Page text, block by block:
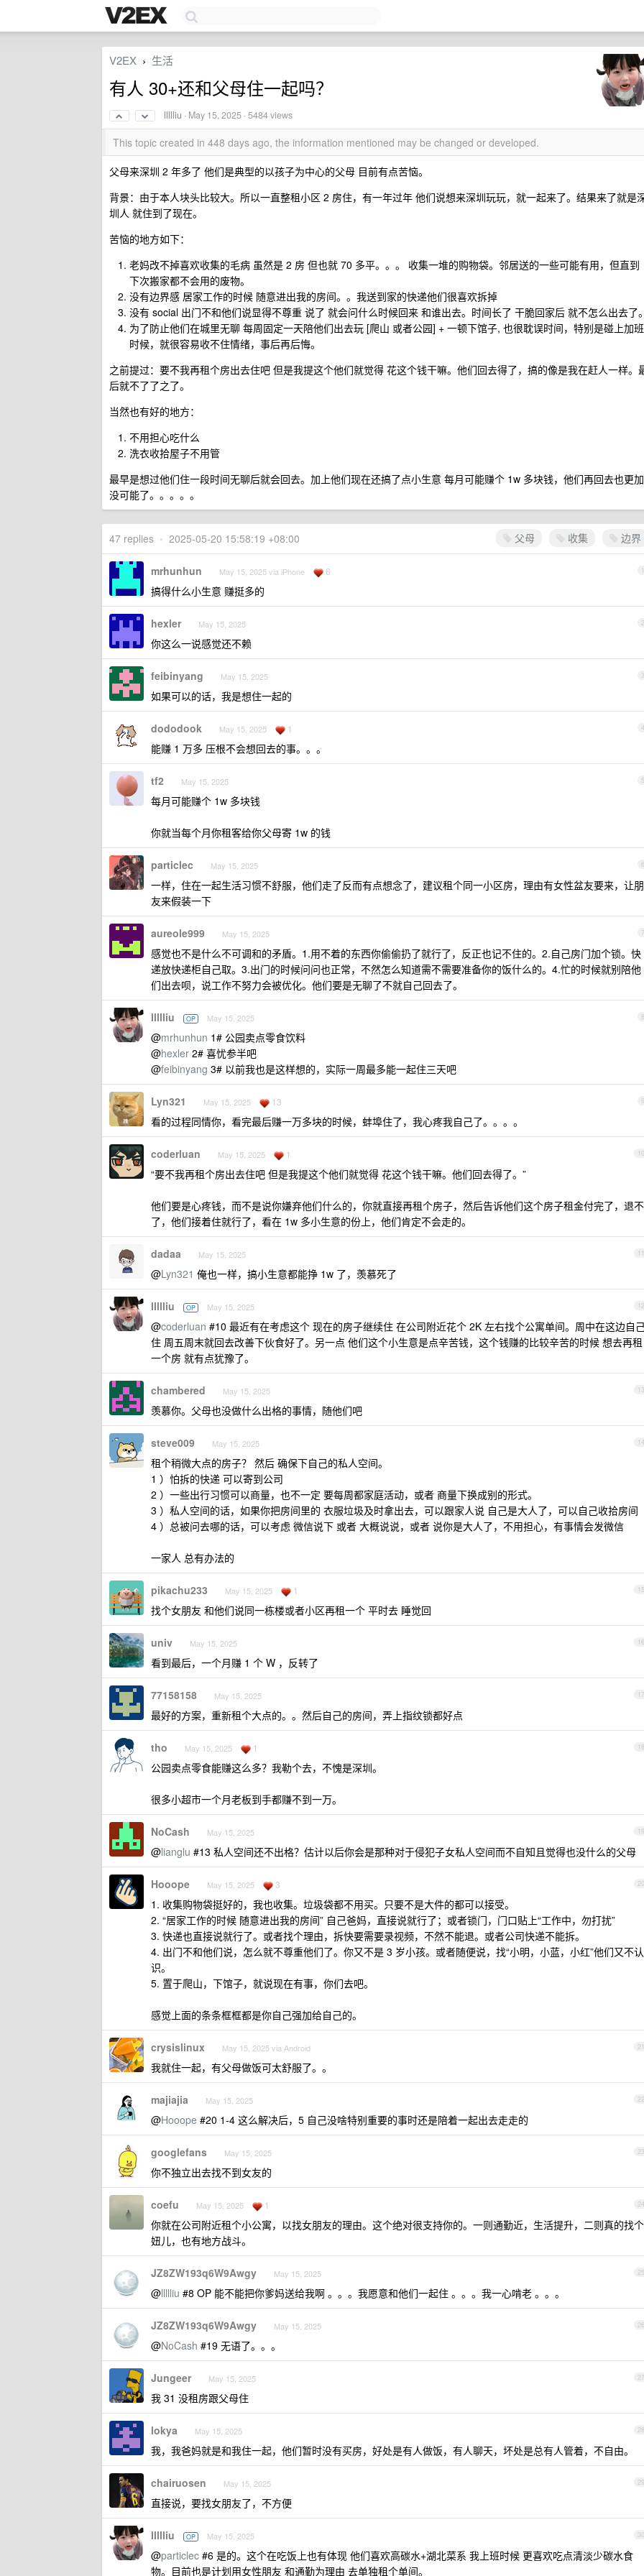
V2EX › 生活
有人 30+还和父母住一起吗？
llllliu · May 15, 2025 · 5484 views
This topic created in 448 days ago, the information mentioned may be changed or developed.
父母来深圳 2 年多了 他们是典型的以孩子为中心的父母 目前有点苦恼。
背景：由于本人块头比较大。所以一直整租小区 2 房住，有一年过年 他们说想来深圳玩玩，就一起来了。结果来了就是
圳人 就住到了现在。
苦恼的地方如下：
老妈改不掉喜欢收集的毛病 虽然是 2 房 但也就 70 多平。。。 收集一堆的购物袋。邻居送的一些可能有用，但直到
下次搬家都不会用的废物。
没有边界感 居家工作的时候 随意进出我的房间。。我送到家的快递他们很喜欢拆掉
没有 social 出门不和他们说显得不尊重 说了 就会问什么时候回来 和谁出去。时间长了 干脆回家后 就不怎么出去了。
为了防止他们在城里无聊 每周固定一天陪他们出去玩 [爬山 或者公园] + 一顿下馆子, 也很耽误时间，特别是碰上加班
时候，就很容易收不住情绪，事后再后悔。
之前提过：要不我再租个房出去住吧 但是我提这个他们就觉得 花这个钱干嘛。他们回去得了，搞的像是我在赶人一样。
后就不了了之了。
当然也有好的地方：
不用担心吃什么
洗衣收拾屋子不用管
最早是想过他们住一段时间无聊后就会回去。加上他们现在还搞了点小生意 每月可能赚个 1w 多块钱，他们再回去也更加
没可能了。。。。。
父母 收集 边界
47 replies • 2025-05-20 15:58:19 +08:00
1
mrhunhun May 15, 2025 via iPhone 6
搞得什么小生意 赚挺多的
2
hexler May 15, 2025
你这么一说感觉还不赖
3
feibinyang May 15, 2025
如果可以的话，我是想住一起的
4
dododook May 15, 2025 1
能赚 1 万多 压根不会想回去的事。。。
5
tf2 May 15, 2025
每月可能赚个 1w 多块钱
你就当每个月你租客给你父母寄 1w 的钱
6
particlec May 15, 2025
一样，住在一起生活习惯不舒服，他们走了反而有点想念了，建议租个同一小区房，理由有女性盆友要来，让朋
友来假装一下
7
aureole999 May 15, 2025
感觉也不是什么不可调和的矛盾。1.用不着的东西你偷偷扔了就行了，反正也记不住的。2.自己房门加个锁。快
递放快递柜自己取。3.出门的时候问问也正常，不然怎么知道需不需要准备你的饭什么的。4.忙的时候就别陪他
们出去呗，说工作不努力会被优化。他们要是无聊了不就自己回去了。
8
llllliu OP May 15, 2025
@mrhunhun 1# 公园卖点零食饮料
@hexler 2# 喜忧参半吧
@feibinyang 3# 以前我也是这样想的，实际一周最多能一起住三天吧
9
Lyn321 May 15, 2025 13
看的过程同情你，看完最后赚一万多块的时候，蚌埠住了，我心疼我自己了。。。。
10
coderluan May 15, 2025 1
“要不我再租个房出去住吧 但是我提这个他们就觉得 花这个钱干嘛。他们回去得了。”
他们要是心疼钱，而不是说你嫌弃他们什么的，你就直接再租个房子，然后告诉他们这个房子租金付完了，退不
了，他们接着住就行了，看在 1w 多小生意的份上，他们肯定不会走的。
11
dadaa May 15, 2025
@Lyn321 俺也一样，搞小生意都能挣 1w 了，羡慕死了
12
llllliu OP May 15, 2025
@coderluan #10 最近有在考虑这个 现在的房子继续住 在公司附近花个 2K 左右找个公寓单间。周中在这边自
住 周五周末就回去改善下伙食好了。另一点 他们这个小生意是点辛苦钱，这个钱赚的比较辛苦的时候 想去再租
一个房 就有点犹豫了。
13
chambered May 15, 2025
羡慕你。父母也没做什么出格的事情，随他们吧
14
steve009 May 15, 2025
租个稍微大点的房子？ 然后 确保下自己的私人空间。
1 ）怕拆的快递 可以寄到公司
2 ）一些出行习惯可以商量，也不一定 要每周都家庭活动，或者 商量下换成别的形式。
3 ）私人空间的话，如果你把房间里的 衣服垃圾及时拿出去，可以跟家人说 自己是大人了，可以自己收拾房间
4 ）总被问去哪的话，可以考虑 微信说下 或者 大概说说，或者 说你是大人了，不用担心，有事情会发微信
一家人 总有办法的
15
pikachu233 May 15, 2025 1
找个女朋友 和他们说同一栋楼或者小区再租一个 平时去 睡觉回
16
univ May 15, 2025
看到最后，一个月赚 1 个 W ，反转了
17
77158158 May 15, 2025
最好的方案，重新租个大点的。。然后自己的房间，弄上指纹锁都好点
18
tho May 15, 2025 1
公园卖点零食能赚这么多？我勒个去，不愧是深圳。
很多小超市一个月老板到手都赚不到一万。
19
NoCash May 15, 2025
@lianglu #13 私人空间还不出格？估计以后你会是那种对于侵犯子女私人空间而不自知且觉得也没什么的父母
20
Hooope May 15, 2025 3
1. 收集购物袋挺好的，我也收集。垃圾袋都不用买。只要不是大件的都可以接受。
2. “居家工作的时候 随意进出我的房间” 自己爸妈，直接说就行了；或者锁门，门口贴上“工作中，勿打扰”
3. 快递也直接说就行了。或者找个理由，拆快要需要录视频，不然不能退。或者公司快递不能拆。
4. 出门不和他们说，怎么就不尊重他们了。你又不是 3 岁小孩。或者随便说，找“小明，小蓝，小红”他们又不认
识。
5. 置于爬山，下馆子，就说现在有事，你们去吧。
感觉上面的条条框框都是你自己强加给自己的。
21
crysislinux May 15, 2025 via Android
我就住一起，有父母做饭可太舒服了。。
22
majiajia May 15, 2025
@Hooope #20 1-4 这么解决后，5 自己没啥特别重要的事时还是陪着一起出去走走的
23
googlefans May 15, 2025
你不独立出去找不到女友的
24
coefu May 15, 2025 1
你就在公司附近租个小公寓，以找女朋友的理由。这个绝对很支持你的。一则通勤近，生活提升，二则真的找个
妞儿，也有地方战斗。
25
JZ8ZW193q6W9Awgy May 15, 2025
@llllliu #8 OP 能不能把你爹妈送给我啊 。。。我愿意和他们一起住 。。。我一心啃老 。。。
26
JZ8ZW193q6W9Awgy May 15, 2025
@NoCash #19 无语了。。。
27
Jungeer May 15, 2025
我 31 没租房跟父母住
28
lokya May 15, 2025
我，我爸妈就是和我住一起，他们暂时没有买房，好处是有人做饭，有人聊天，坏处是总有人管着，不自由。
29
chairuosen May 15, 2025
直接说，要找女朋友了，不方便
30
llllliu OP May 15, 2025
@particlec #6 是的。这个在吃饭上也有体现 他们喜欢高碳水+湖北菜系 我上班时候 更喜欢吃点清淡少碳水食
物。目前也是计划用女性朋友 和通勤为理由 去单独租个单间。